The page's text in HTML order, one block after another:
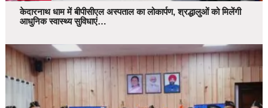
केदारनाथ धाम में बीपीसीएल अस्पताल का लोकार्पण, श्रद्धालुओं को मिलेंगी
आधुनिक स्वास्थ्य सुविधाएं…